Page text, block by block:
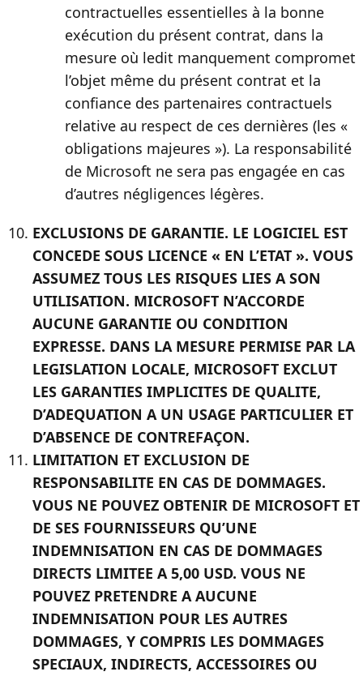
contractuelles essentielles à la bonne
exécution du présent contrat, dans la
mesure où ledit manquement compromet
l’objet même du présent contrat et la
confiance des partenaires contractuels
relative au respect de ces dernières (les «
obligations majeures »). La responsabilité
de Microsoft ne sera pas engagée en cas
d’autres négligences légères.
EXCLUSIONS DE GARANTIE. LE LOGICIEL EST
CONCEDE SOUS LICENCE « EN L’ETAT ». VOUS
ASSUMEZ TOUS LES RISQUES LIES A SON
UTILISATION. MICROSOFT N’ACCORDE
AUCUNE GARANTIE OU CONDITION
EXPRESSE. DANS LA MESURE PERMISE PAR LA
LEGISLATION LOCALE, MICROSOFT EXCLUT
LES GARANTIES IMPLICITES DE QUALITE,
D’ADEQUATION A UN USAGE PARTICULIER ET
D’ABSENCE DE CONTREFAÇON.
LIMITATION ET EXCLUSION DE
RESPONSABILITE EN CAS DE DOMMAGES.
VOUS NE POUVEZ OBTENIR DE MICROSOFT ET
DE SES FOURNISSEURS QU’UNE
INDEMNISATION EN CAS DE DOMMAGES
DIRECTS LIMITEE A 5,00 USD. VOUS NE
POUVEZ PRETENDRE A AUCUNE
INDEMNISATION POUR LES AUTRES
DOMMAGES, Y COMPRIS LES DOMMAGES
SPECIAUX, INDIRECTS, ACCESSOIRES OU